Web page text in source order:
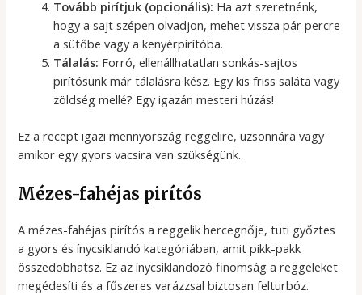
Tovább pirítjuk (opcionális): Ha azt szeretnénk,
hogy a sajt szépen olvadjon, mehet vissza pár percre
a sütőbe vagy a kenyérpirítóba.
Tálalás: Forró, ellenállhatatlan sonkás-sajtos
pirítósunk már tálalásra kész. Egy kis friss saláta vagy
zöldség mellé? Egy igazán mesteri húzás!
Ez a recept igazi mennyország reggelire, uzsonnára vagy
amikor egy gyors vacsira van szükségünk.
Mézes-fahéjas pirítós
A mézes-fahéjas pirítós a reggelik hercegnője, tuti győztes
a gyors és ínycsiklandó kategóriában, amit pikk-pakk
összedobhatsz. Ez az ínycsiklandozó finomság a reggeleket
megédesíti és a fűszeres varázzsal biztosan felturbóz.